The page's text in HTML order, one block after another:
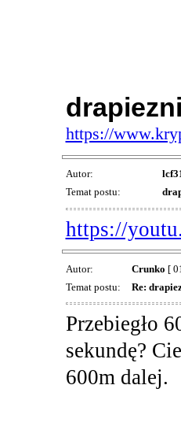
https://
Autor:
Temat postu:
https://
Autor: Crunko [
Temat postu:
Re:
Przebiegło
sekundę?
600m dalej.